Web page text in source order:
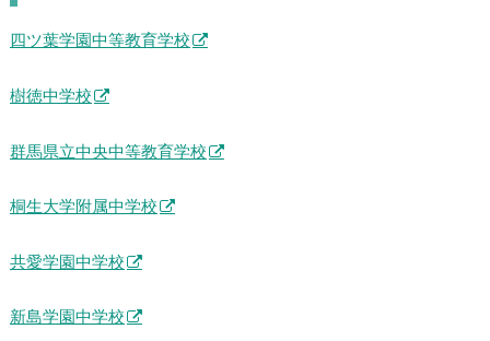
四ツ葉学園中等教育学校
樹徳中学校
群馬県立中央中等教育学校
桐生大学附属中学校
共愛学園中学校
新島学園中学校